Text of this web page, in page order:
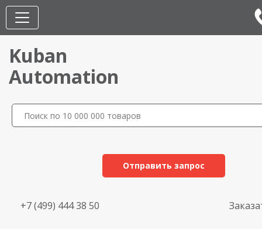
Kuban
Automation
Отправить запрос
+7 (499) 444 38 50